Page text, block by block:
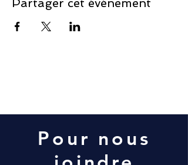
Partager cet événement
Pour nous